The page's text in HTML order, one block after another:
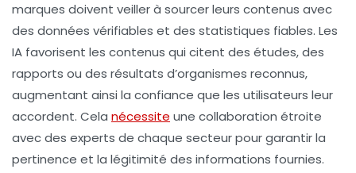
marques doivent veiller à sourcer leurs contenus avec
des données vérifiables et des statistiques fiables. Les
IA favorisent les contenus qui citent des études, des
rapports ou des résultats d’organismes reconnus,
augmentant ainsi la confiance que les utilisateurs leur
accordent. Cela nécessite une collaboration étroite
avec des experts de chaque secteur pour garantir la
pertinence et la légitimité des informations fournies.